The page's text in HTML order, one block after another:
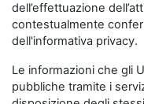
dell’effettuazione
contestualmente
dell'informativa privacy.
Le informazioni che gli
pubbliche tramite i